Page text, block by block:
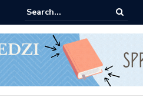
Znak: książki od 2,90 zł do zamówienia